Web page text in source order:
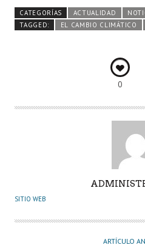
b
o
itt
er
ts
A
e
dI
CATEGORÍAS ACTUALIDAD
TAGGED:
EL CAMBIO CLIMÁTICO
0
U
O
SITIO WEB
ARTÍCULO